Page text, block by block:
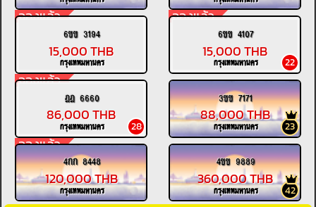
จองแล้ว จองแล้ว
6ขข 3194
จองแล้ว
15,000 THB
กรุงเทพมหานคร
6ขข 4107
22
15,000 THB
กรุงเทพมหานคร
ฎฎ 6660
จองแล้ว
28
86,000 THB
กรุงเทพมหานคร
3ขข 7171
23
88,000 THB
กรุงเทพมหานคร
4กก 8448
120,000 THB
กรุงเทพมหานคร
4ขข 9889
42
360,000 THB
กรุงเทพมหานคร